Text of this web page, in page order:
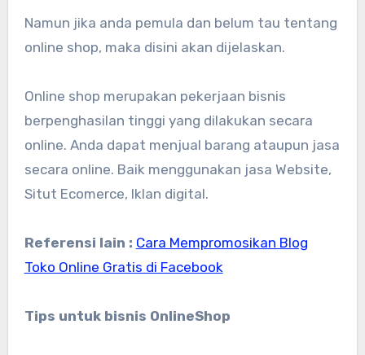
Namun jika anda pemula dan belum tau tentang
online shop, maka disini akan dijelaskan.
Online shop merupakan pekerjaan bisnis
berpenghasilan tinggi yang dilakukan secara
online. Anda dapat menjual barang ataupun jasa
secara online. Baik menggunakan jasa Website,
Situt Ecomerce, Iklan digital.
Referensi lain : Cara Mempromosikan Blog
Toko Online Gratis di Facebook
Tips untuk bisnis OnlineShop